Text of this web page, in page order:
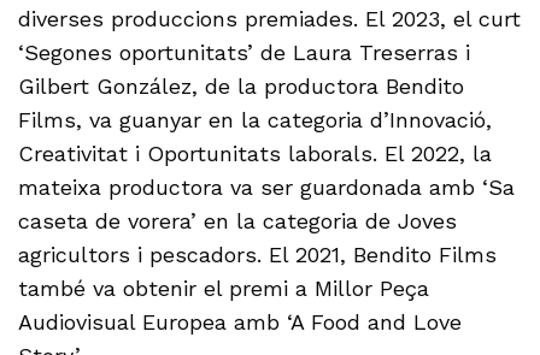
diverses produccions premiades. El 2023, el curt
‘Segones oportunitats’ de Laura Treserras i
Gilbert González, de la productora Bendito
Films, va guanyar en la categoria d’Innovació,
Creativitat i Oportunitats laborals. El 2022, la
mateixa productora va ser guardonada amb ‘Sa
caseta de vorera’ en la categoria de Joves
agricultors i pescadors. El 2021, Bendito Films
també va obtenir el premi a Millor Peça
Audiovisual Europea amb ‘A Food and Love